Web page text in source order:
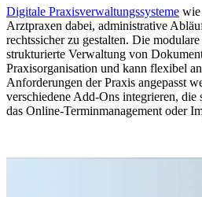
Digitale Praxisverwaltungssysteme
Arztpraxen dabei, administrative
rechtssicher zu gestalten. Die
strukturierte Verwaltung von
Praxisorganisation und kann flexibel
Anforderungen der Praxis angepasst
verschiedene Add-Ons integrieren,
das Online-Terminmanagement oder